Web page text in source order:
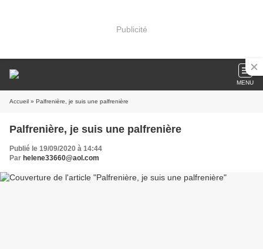
Publicité
MENU
Accueil » Palfrenière, je suis une palfrenière
Palfrenière, je suis une palfrenière
Publié le 19/09/2020 à 14:44
Par helene33660@aol.com